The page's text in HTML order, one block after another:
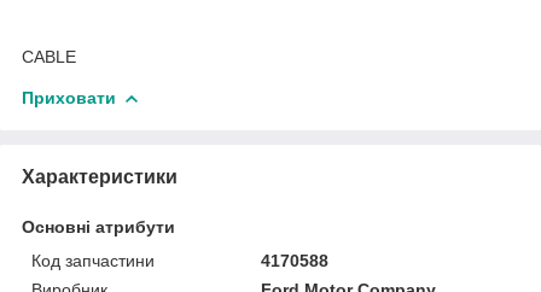
CABLE
Приховати
Характеристики
Основні атрибути
Код запчастини
4170588